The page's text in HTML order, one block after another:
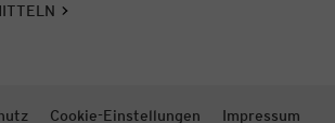
Cookie-Einstellungen Impressum